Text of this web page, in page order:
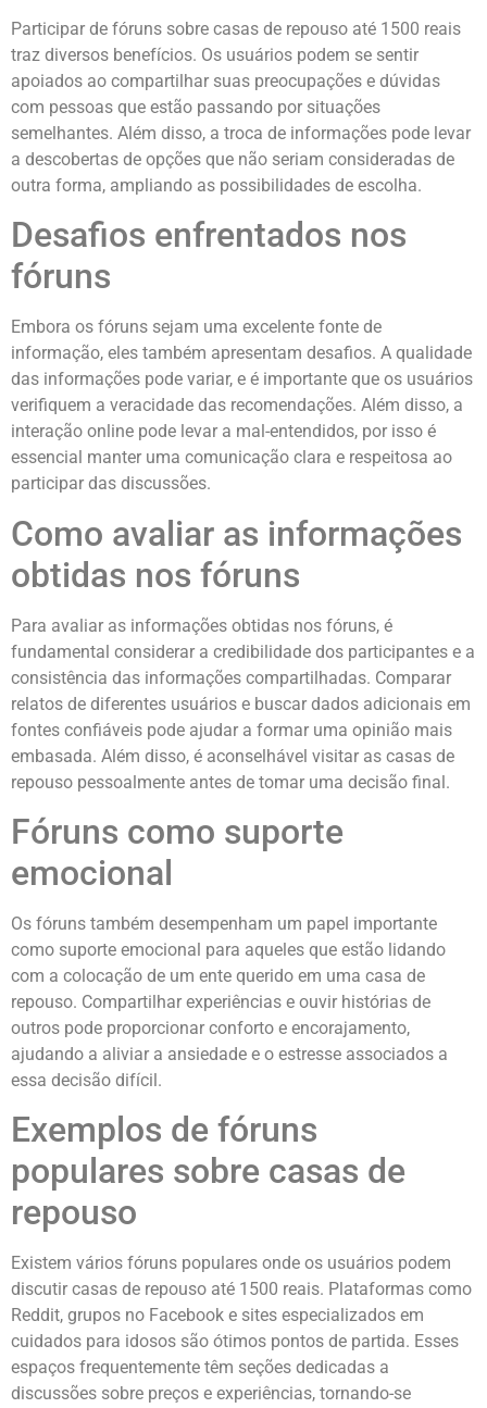
Participar de fóruns sobre casas de repouso até 1500 reais
traz diversos benefícios. Os usuários podem se sentir
apoiados ao compartilhar suas preocupações e dúvidas
com pessoas que estão passando por situações
semelhantes. Além disso, a troca de informações pode levar
a descobertas de opções que não seriam consideradas de
outra forma, ampliando as possibilidades de escolha.
Desafios enfrentados nos
fóruns
Embora os fóruns sejam uma excelente fonte de
informação, eles também apresentam desafios. A qualidade
das informações pode variar, e é importante que os usuários
verifiquem a veracidade das recomendações. Além disso, a
interação online pode levar a mal-entendidos, por isso é
essencial manter uma comunicação clara e respeitosa ao
participar das discussões.
Como avaliar as informações
obtidas nos fóruns
Para avaliar as informações obtidas nos fóruns, é
fundamental considerar a credibilidade dos participantes e a
consistência das informações compartilhadas. Comparar
relatos de diferentes usuários e buscar dados adicionais em
fontes confiáveis pode ajudar a formar uma opinião mais
embasada. Além disso, é aconselhável visitar as casas de
repouso pessoalmente antes de tomar uma decisão final.
Fóruns como suporte
emocional
Os fóruns também desempenham um papel importante
como suporte emocional para aqueles que estão lidando
com a colocação de um ente querido em uma casa de
repouso. Compartilhar experiências e ouvir histórias de
outros pode proporcionar conforto e encorajamento,
ajudando a aliviar a ansiedade e o estresse associados a
essa decisão difícil.
Exemplos de fóruns
populares sobre casas de
repouso
Existem vários fóruns populares onde os usuários podem
discutir casas de repouso até 1500 reais. Plataformas como
Reddit, grupos no Facebook e sites especializados em
cuidados para idosos são ótimos pontos de partida. Esses
espaços frequentemente têm seções dedicadas a
discussões sobre preços e experiências, tornando-se